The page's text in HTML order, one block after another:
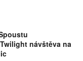
návštěva na